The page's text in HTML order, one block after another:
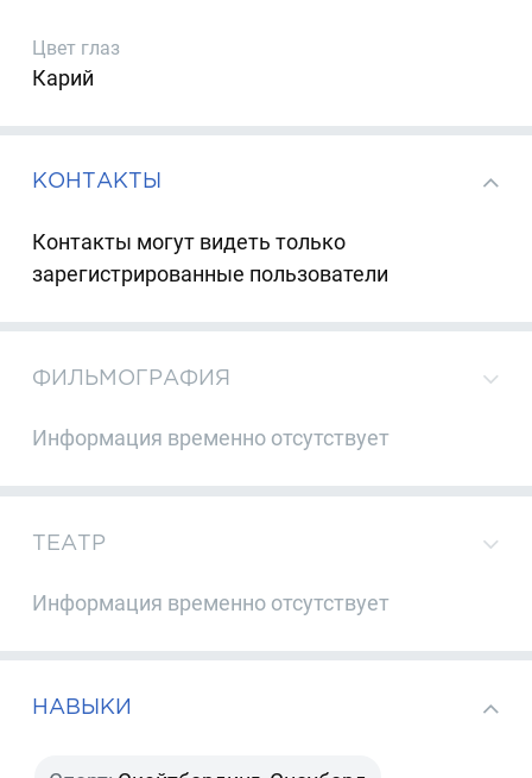
Цвет глаз
Карий
КОНТАКТЫ
Контакты могут видеть только
зарегистрированные пользователи
ФИЛЬМОГРАФИЯ
Информация временно отсутствует
ТЕАТР
Информация временно отсутствует
НАВЫКИ